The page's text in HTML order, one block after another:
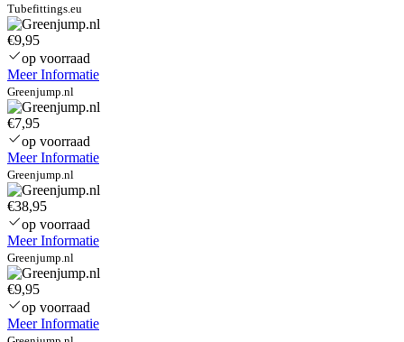
Tubefittings.eu
€9,95
op voorraad
Meer Informatie
Greenjump.nl
€7,95
op voorraad
Meer Informatie
Greenjump.nl
€38,95
op voorraad
Meer Informatie
Greenjump.nl
€9,95
op voorraad
Meer Informatie